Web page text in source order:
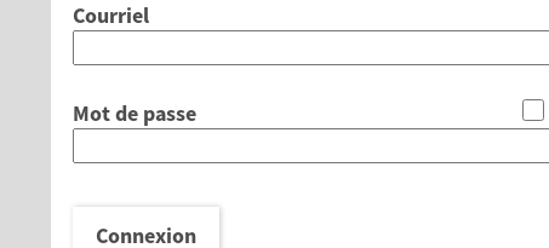
Courriel
Mot de passe
Connexion